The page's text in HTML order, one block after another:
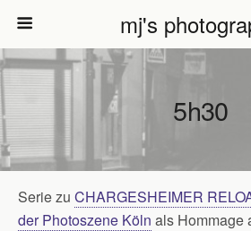
mj's
5h30
Serie zu CHARGESHEIMER
der Photoszene Köln als Hommage